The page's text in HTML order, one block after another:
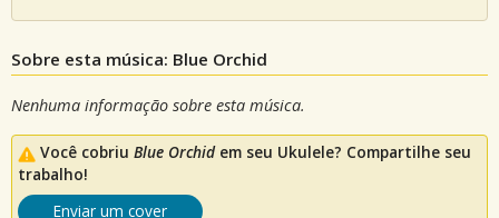
Sobre esta música: Blue Orchid
Nenhuma informação sobre esta música.
Você cobriu Blue Orchidem seu Ukulele? Compartilhe seu
trabalho!
Enviar um cover